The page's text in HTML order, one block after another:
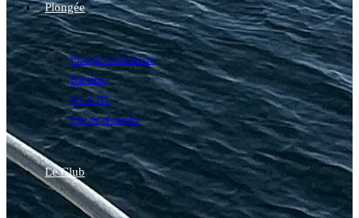
Plongée
Plongée exploration
Baptême
N1 et N2
Site de plongées
Le Club